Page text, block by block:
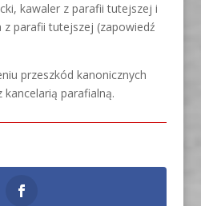
kawaler z parafii tutejszej i
parafii tutejszej (zapowiedź
przeszkód kanonicznych
parafialną.